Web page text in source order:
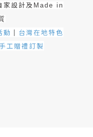
家設計及 Made in
動 ｜ 台灣在地特色
工贈禮訂製